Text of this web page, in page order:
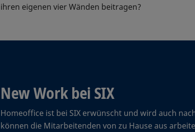
ihren eigenen vier Wänden beitragen?
New Work bei SIX
Homeoffice ist bei SIX erwünscht und wird auch
können die Mitarbeitenden von zu Hause aus